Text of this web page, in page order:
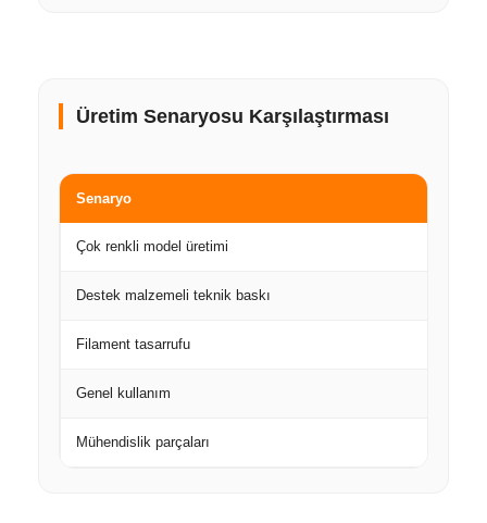
Üretim Senaryosu Karşılaştırması
Senaryo
Çok renkli model üretimi
Destek malzemeli teknik baskı
Filament tasarrufu
Genel kullanım
Mühendislik parçaları